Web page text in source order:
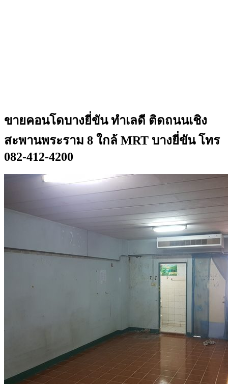
ขายคอนโดบางยี่ขัน ทำเลดี ติดถนนเชิง
สะพานพระราม 8 ใกล้ MRT บางยี่ขัน โทร
082-412-4200